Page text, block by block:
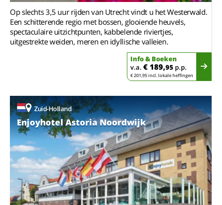
Op slechts 3,5 uur rijden van Utrecht vindt u het Westerwald.
Een schitterende regio met bossen, glooiende heuvels,
spectaculaire uitzichtpunten, kabbelende riviertjes,
uitgestrekte weiden, meren en idyllische valleien.
Info & Boeken
v.a. € 189,95 p.p.
€ 201,95 incl. lokale heffingen
Zuid-Holland
Enjoyhotel Astoria Noordwijk